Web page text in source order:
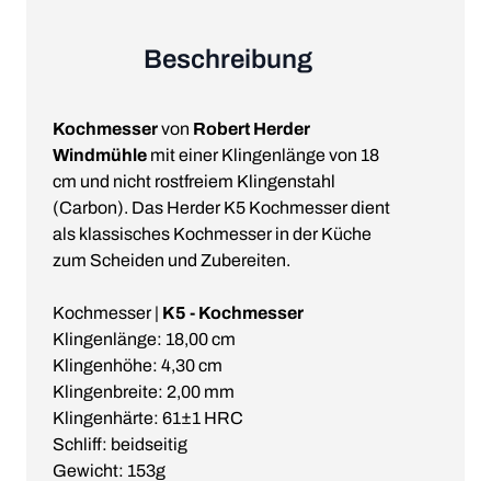
Beschreibung
Kochmesservon Robert Herder
Windmühle mit einer Klingenlänge von 18
cm und nicht rostfreiem Klingenstahl
(Carbon). Das Herder K5 Kochmesser dient
als klassisches Kochmesser in der Küche
zum Scheiden und Zubereiten.
Kochmesser | K5 - Kochmesser
Klingenlänge: 18,00 cm
Klingenhöhe: 4,30 cm
Klingenbreite: 2,00 mm
Klingenhärte: 61±1 HRC
Schliff: beidseitig
Gewicht: 153g